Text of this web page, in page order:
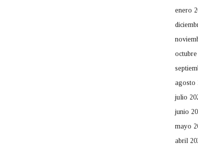
enero
octubre
agosto
julio
junio
mayo
abril